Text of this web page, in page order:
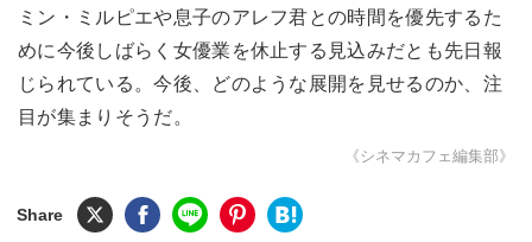
ミン・ミルピエや息子のアレフ君との時間を優先するた
めに今後しばらく女優業を休止する見込みだとも先日報
じられている。今後、どのような展開を見せるのか、注
目が集まりそうだ。
《シネマカフェ編集部》